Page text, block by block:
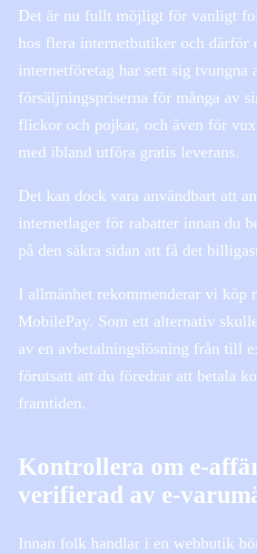
Det är nu fullt möjligt för vanligt
hos flera internetbutiker och därför
internetföretag har sett sig tvungna
försäljningspriserna för många av
flickor och pojkar, och även för
med ibland utföra gratis leverans.
Det kan dock vara användbart att
internetlager för rabatter innan du
på den säkra sidan att få det
I allmänhet rekommenderar vi köp
MobilePay. Som ett alternativ
av en avbetalningslösning från till
förutsatt att du föredrar att betala
framtiden.
Kontrollera om e-
verifierad av e-
Innan folk handlar i en webbutik